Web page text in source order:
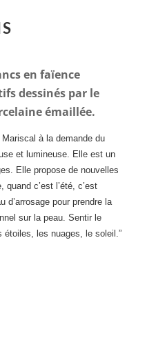
en faïence
dessinés par le
émaillée.
Mariscal à la demande du
et lumineuse. Elle est un
Elle propose de nouvelles
c’est l’été, c’est
d’arrosage pour prendre la
sur la peau. Sentir le
les nuages, le soleil.”